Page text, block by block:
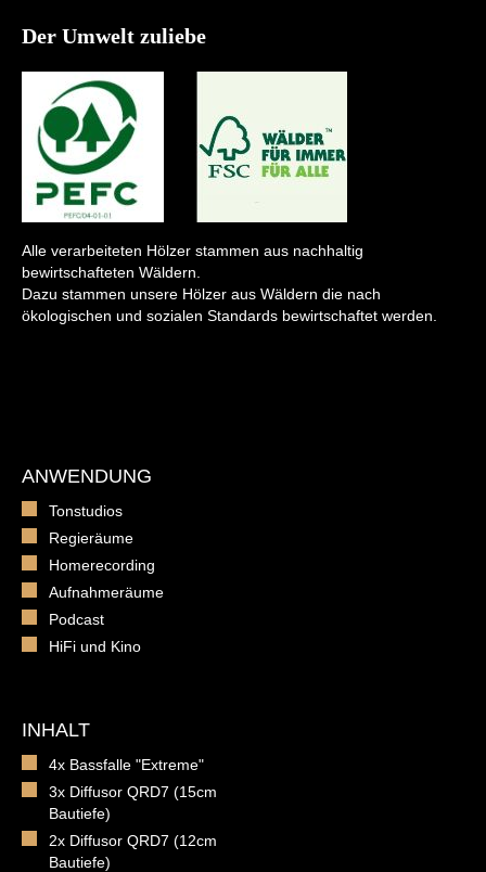
Der Umwelt zuliebe
Alle verarbeiteten Hölzer stammen aus nachhaltig
bewirtschafteten Wäldern.
Dazu stammen unsere Hölzer aus Wäldern die nach
ökologischen und sozialen Standards bewirtschaftet werden.
ANWENDUNG
Tonstudios
Regieräume
Homerecording
Aufnahmeräume
Podcast
HiFi und Kino
INHALT
4x Bassfalle "Extreme"
3x Diffusor QRD7 (15cm
Bautiefe)
2x Diffusor QRD7 (12cm
Bautiefe)